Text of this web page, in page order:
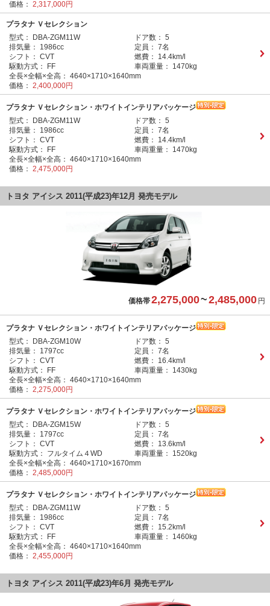
価格： 2,317,000円
プラタナ Ｖセレクション
型式：
DBA-ZGM11W ドア数： 5
排気量：
1986cc 定員： 7名
シフト： CVT 燃費：
14.4km/l
駆動方式：
FF 車両重量：
1470kg
全長×全幅×全高： 4640×1710×1640mm
価格： 2,400,000円
プラタナ Ｖセレクション・ホワイトインテリアパッケージ
型式：
DBA-ZGM11W ドア数： 5
排気量：
1986cc 定員： 7名
シフト： CVT 燃費：
14.4km/l
駆動方式：
FF 車両重量：
1470kg
全長×全幅×全高： 4640×1710×1640mm
価格： 2,475,000円
トヨタ アイシス 2011(平成23)年12月 発売モデル
価格帯2,275,000~2,485,000 円
プラタナ Ｖセレクション・ホワイトインテリアパッケージ
型式：
DBA-ZGM10W ドア数： 5
排気量：
1797cc 定員： 7名
シフト： CVT 燃費：
16.4km/l
駆動方式：
FF 車両重量：
1430kg
全長×全幅×全高： 4640×1710×1640mm
価格： 2,275,000円
プラタナ Ｖセレクション・ホワイトインテリアパッケージ
型式：
DBA-ZGM15W ドア数： 5
排気量：
1797cc 定員： 7名
シフト： CVT 燃費：
13.6km/l
駆動方式：
フルタイム４WD 車両重量：
1520kg
全長×全幅×全高： 4640×1710×1670mm
価格： 2,485,000円
プラタナ Ｖセレクション・ホワイトインテリアパッケージ
型式：
DBA-ZGM11W ドア数： 5
排気量：
1986cc 定員： 7名
シフト： CVT 燃費：
15.2km/l
駆動方式：
FF 車両重量：
1460kg
全長×全幅×全高： 4640×1710×1640mm
価格： 2,455,000円
トヨタ アイシス 2011(平成23)年6月 発売モデル